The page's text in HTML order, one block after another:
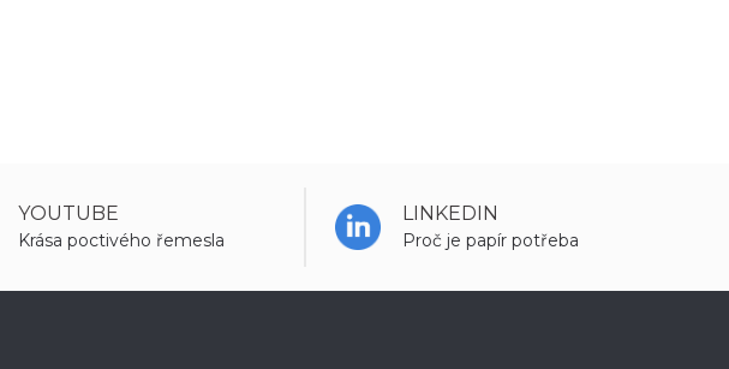
YOUTUBE
Krása poctivého řemesla
LINKEDIN
Proč je papír potřeba